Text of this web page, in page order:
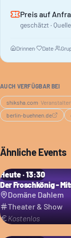
Preis auf
geschätzt ·
Drinnen· Date·
AUCH VERFÜGBAR BEI
shiksha.com· Veranstalter
berlin-buehnen.de
Ähnliche Events
Heute · 13:30
Der Froschkönig -
Domäne Dahlem
Theater & Show
Kostenlos